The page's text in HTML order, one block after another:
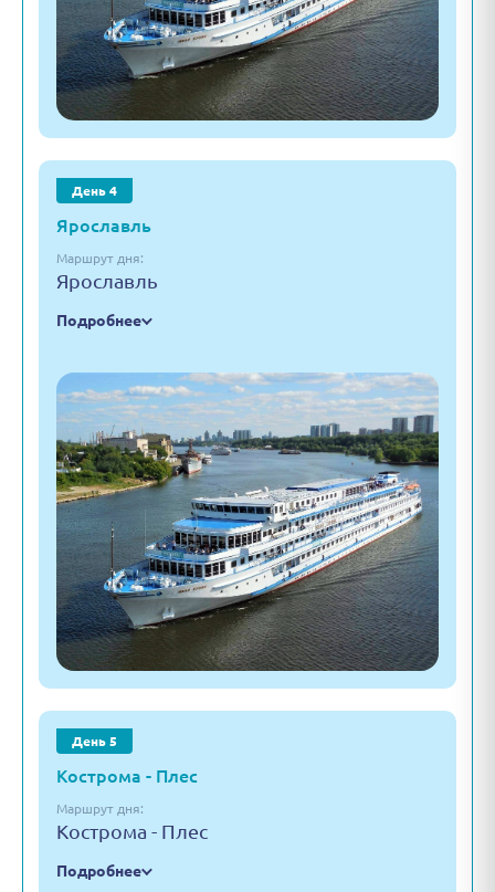
День 4
Ярославль
Маршрут дня:
Ярославль
Подробнее
День 5
Кострома - Плес
Маршрут дня:
Кострома - Плес
Подробнее